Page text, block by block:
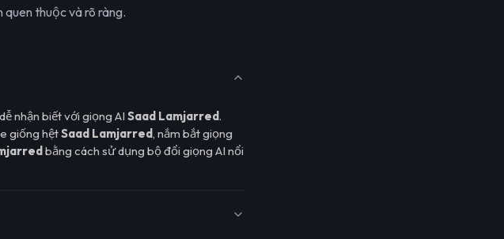
thuộc và rõ ràng.
nhận biết với giọng AI Saad Lamjarred.
giống hệtSaad Lamjarred, nắm bắt giọng
bằng cách sử dụng bộ đổi giọng AI nổi